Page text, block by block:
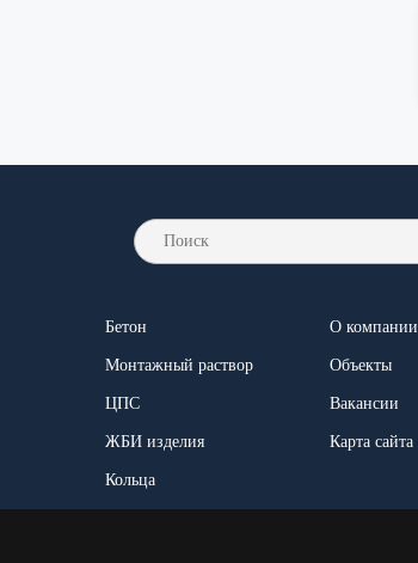
Бетон
Монтажный раствор
ЦПС
ЖБИ изделия
Кольца
О компании
Объекты
Вакансии
Карта сайта